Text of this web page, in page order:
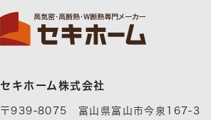
セキホーム株式会社
〒939-8075 富山県富山市今泉167-3